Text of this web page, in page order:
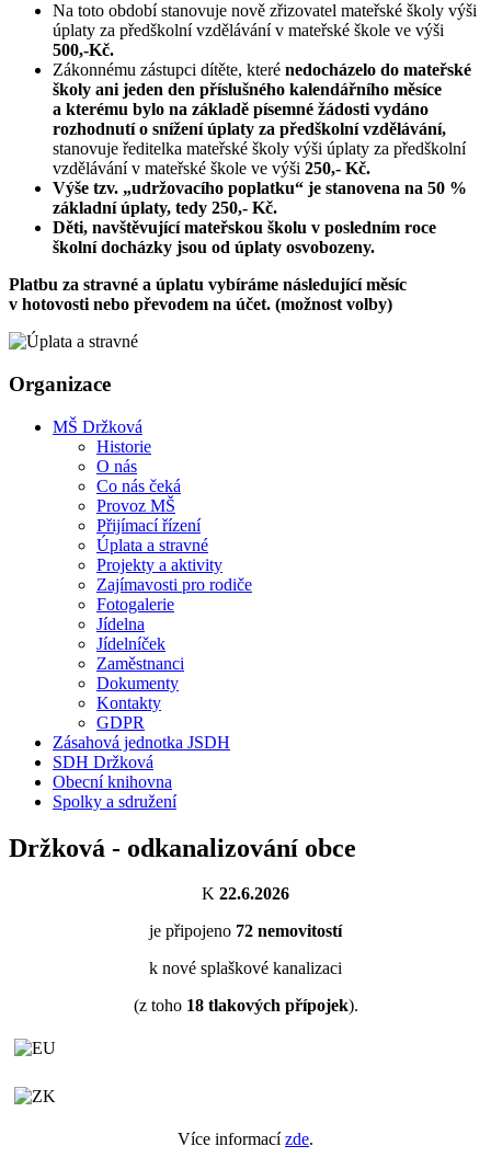
Na toto období stanovuje nově zřizovatel mateřské školy výši
úplaty za předškolní vzdělávání v mateřské škole ve výši
500,-Kč.
Zákonnému zástupci dítěte, které nedocházelo do mateřské
školy ani jeden den příslušného kalendářního měsíce
a kterému bylo na základě písemné žádosti vydáno
rozhodnutí o snížení úplaty za předškolní vzdělávání,
stanovuje ředitelka mateřské školy výši úplaty za předškolní
vzdělávání v mateřské škole ve výši 250,- Kč.
Výše tzv. „udržovacího poplatku“ je stanovena na 50 %
základní úplaty, tedy 250,- Kč.
Děti, navštěvující mateřskou školu v posledním roce
školní docházky jsou od úplaty osvobozeny.
Platbu za stravné a úplatu vybíráme následující měsíc
v hotovosti nebo převodem na účet. (možnost volby)
Organizace
MŠ Držková
Historie
O nás
Co nás čeká
Provoz MŠ
Přijímací řízení
Úplata a stravné
Projekty a aktivity
Zajímavosti pro rodiče
Fotogalerie
Jídelna
Jídelníček
Zaměstnanci
Dokumenty
Kontakty
GDPR
Zásahová jednotka JSDH
SDH Držková
Obecní knihovna
Spolky a sdružení
Držková - odkanalizování obce
K 22.6.2026
je připojeno 72 nemovitostí
k nové splaškové kanalizaci
(z toho 18tlakových přípojek).
Více informacízde.